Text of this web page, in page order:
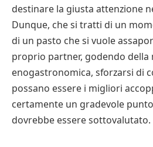
destinare la giusta attenzione
Dunque, che si tratti di un
di un pasto che si vuole
proprio partner, godendo della
enogastronomica, sforzarsi di
possano essere i migliori
certamente un gradevole
dovrebbe essere sottovalutato.